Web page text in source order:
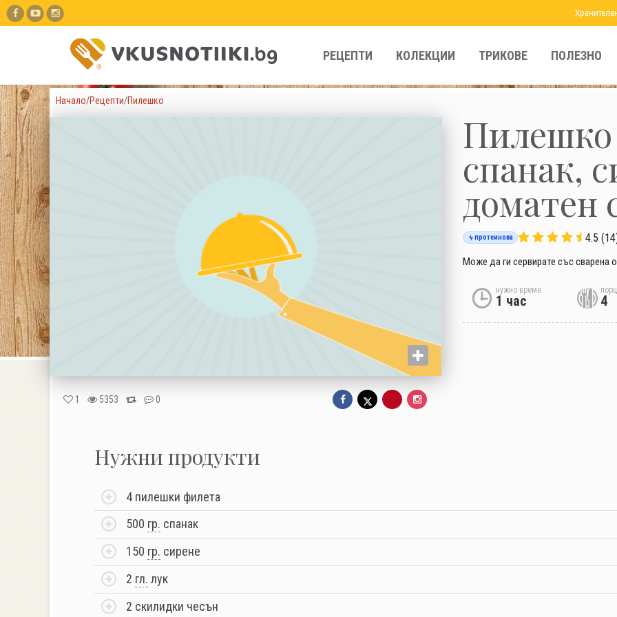
РЕЦЕПТИ КОЛЕКЦИИ ТРИКОВЕ ПОЛЕЗНО
Начало/Рецепти/Пилешко
1 5353 0
Пилешко
спанак,
доматен
протеинова 4.5
Може да ги сервирате със сварена
нужно време
1 час 4
Нужни продукти
4 пилешки филета
500 гр. спанак
150 гр. сирене
2 гл. лук
2 скилидки чесън